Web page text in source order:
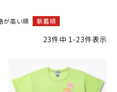
が高い順 新着順
23件中 1-23件表示